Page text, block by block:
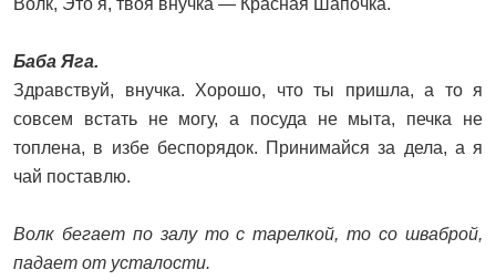
Волк, Это я, твоя внучка — Красная Шапочка.
Баба Яга.
Здравствуй, внучка. Хорошо, что ты пришла, а то я
совсем встать не могу, а посуда не мыта, печка не
топлена, в избе беспорядок. Принимайся за дела, а я
чай поставлю.
Волк бегает по залу то с тарелкой, то со шваброй,
падает от усталости.